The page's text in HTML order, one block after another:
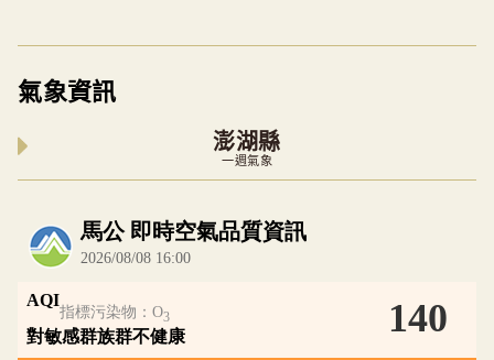
氣象資訊
澎湖縣
一週氣象
內嵌空氣品質小工具為視覺預覽，完整即時空